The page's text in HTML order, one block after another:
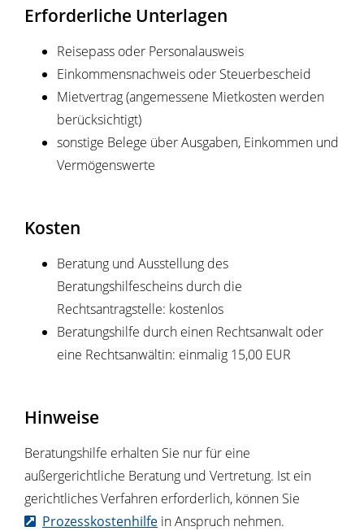
Erforderliche Unterlagen
Reisepass oder Personalausweis
Einkommensnachweis oder Steuerbescheid
Mietvertrag (angemessene Mietkosten werden
berücksichtigt)
sonstige Belege über Ausgaben, Einkommen und
Vermögenswerte
Kosten
Beratung und Ausstellung des
Beratungshilfescheins durch die
Rechtsantragstelle: kostenlos
Beratungshilfe durch einen Rechtsanwalt oder
eine Rechtsanwältin: einmalig 15,00 EUR
Hinweise
Beratungshilfe erhalten Sie nur für eine
außergerichtliche Beratung und Vertretung. Ist ein
gerichtliches Verfahren erforderlich, können Sie
Prozesskostenhilfe in Anspruch nehmen.